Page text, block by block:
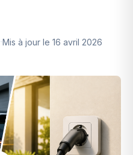
·Mis à jour le 16 avril 2026